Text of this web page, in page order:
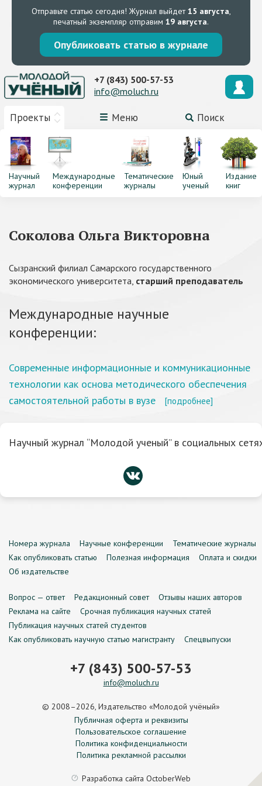
Отправьте статью сегодня! Журнал выйдет15 августа,
печатный экземпляр отправим 19 августа.
Опубликовать статью в журнале
Проекты Меню Поиск
+7 (843) 500-57-53
info@moluch.ru
Научный
журнал
Международные
конференции
Тематические
журналы
Юный
ученый
Издание
книг
Соколова Ольга Викторовна
Сызранский филиал Самарского государственного
экономического университета, старший преподаватель
Международные научные
конференции:
Современные информационные и коммуникационные
технологии как основа методического обеспечения
самостоятельной работы в вузе
[подробнее]
Научный журнал “Молодой ученый” в социальных
Номера журнала Научные конференции
Тематические журналы
Как опубликовать статью
Полезная информация
Оплата и скидки
Об издательстве
Вопрос — ответ Редакционный совет
Отзывы наших авторов
Реклама на сайте
Срочная публикация научных статей
Публикация научных статей студентов
Как опубликовать научную статью магистранту
Спецвыпуски
+7 (843) 500-57-53
info@moluch.ru
© 2008–2026, Издательство «Молодой учёный»
Публичная оферта и реквизиты
Пользовательское соглашение
Политика конфиденциальности
Политика рекламной рассылки
Разработка сайта OctoberWeb